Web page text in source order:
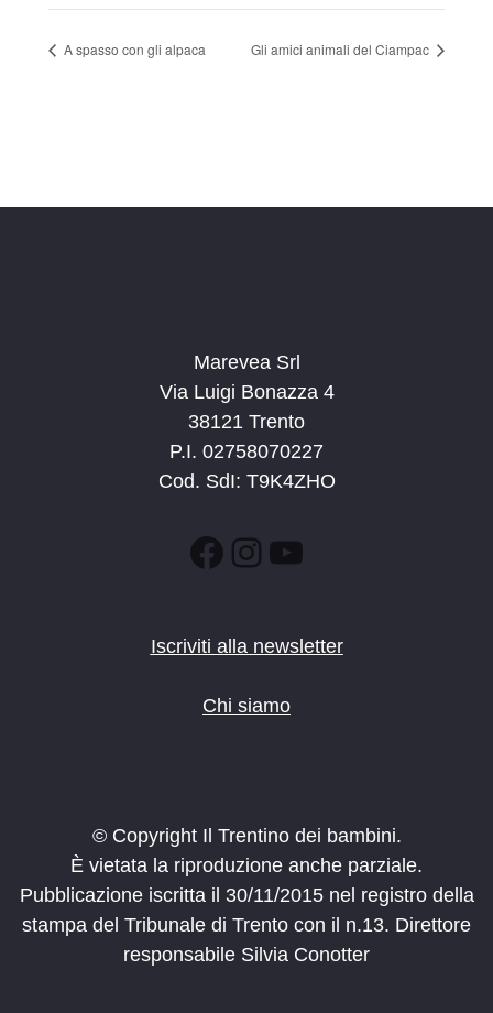
A spasso con gli alpaca Gli amici animali del Ciampac
Marevea Srl
Via Luigi Bonazza 4
38121 Trento
P.I. 02758070227
Cod. SdI: T9K4ZHO
Facebook
Instagram
YouTube
Iscriviti alla newsletter
Chi siamo
© Copyright Il Trentino dei bambini.
È vietata la riproduzione anche parziale.
Pubblicazione iscritta il 30/11/2015 nel registro della
stampa del Tribunale di Trento con il n.13. Direttore
responsabile Silvia Conotter